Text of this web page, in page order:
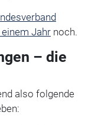
Jahrnoch.
– die
also folgende